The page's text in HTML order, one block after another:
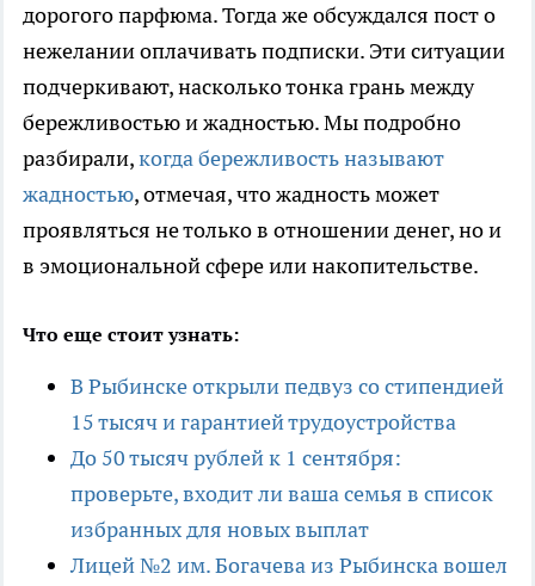
дорогого парфюма. Тогда же обсуждался пост о
нежелании оплачивать подписки. Эти ситуации
подчеркивают, насколько тонка грань между
бережливостью и жадностью. Мы подробно
разбирали,когда бережливость называют
жадностью, отмечая, что жадность может
проявляться не только в отношении денег, но и
в эмоциональной сфере или накопительстве.
Что еще стоит узнать:
В Рыбинске открыли педвуз со стипендией
15 тысяч и гарантией трудоустройства
До 50 тысяч рублей к 1 сентября:
проверьте, входит ли ваша семья в список
избранных для новых выплат
Лицей №2 им. Богачева из Рыбинска вошел